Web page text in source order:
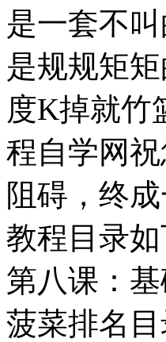
是一套不
是规规矩
度K掉就竹
程自学网
阻碍，终
教程目录如
第八课：
菠菜排名